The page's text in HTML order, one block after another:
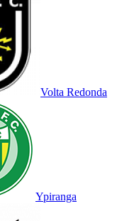
Volta Redonda
Ypiranga